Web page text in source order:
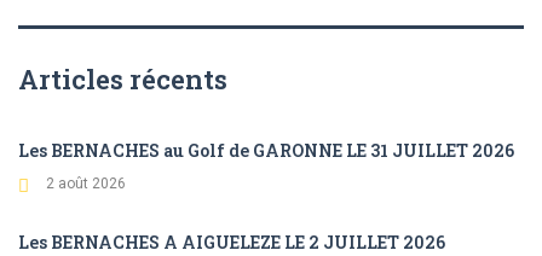
Articles récents
Les BERNACHES au Golf de GARONNE LE 31 JUILLET 2026
2 août 2026
Les BERNACHES A AIGUELEZE LE 2 JUILLET 2026